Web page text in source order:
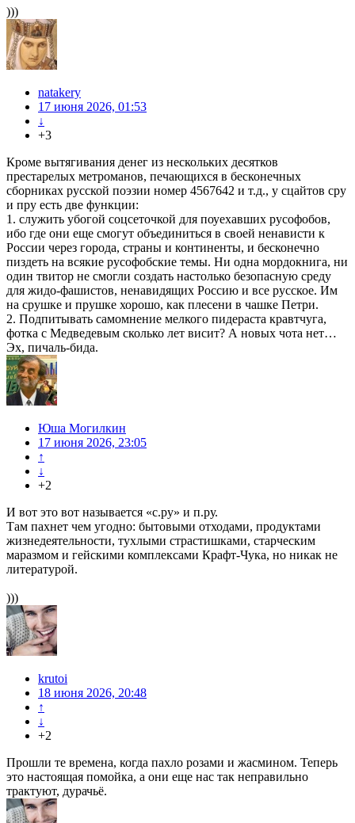
)))
natakery
17 июня 2026, 01:53
↓
+3
Кроме вытягивания денег из нескольких десятков
престарелых метроманов, печающихся в бесконечных
сборниках русской поэзии номер 4567642 и т.д., у сцайтов сру
и пру есть две функции:
1. служить убогой соцсеточкой для поуехавших русофобов,
ибо где они еще смогут объединиться в своей ненависти к
России через города, страны и континенты, и бесконечно
пиздеть на всякие русофобские темы. Ни одна мордокнига, ни
один твитор не смогли создать настолько безопасную среду
для жидо-фашистов, ненавидящих Россию и все русское. Им
на срушке и прушке хорошо, как плесени в чашке Петри.
2. Подпитывать самомнение мелкого пидераста кравтчуга,
фотка с Медведевым сколько лет висит? А новых чота нет…
Эх, пичаль-бида.
Юша Могилкин
17 июня 2026, 23:05
↑
↓
+2
И вот это вот называется «с.ру» и п.ру.
Там пахнет чем угодно: бытовыми отходами, продуктами
жизнедеятельности, тухлыми страстишками, старческим
маразмом и гейскими комплексами Крафт-Чука, но никак не
литературой.
)))
krutoi
18 июня 2026, 20:48
↑
↓
+2
Прошли те времена, когда пахло розами и жасмином. Теперь
это настоящая помойка, а они еще нас так неправильно
трактуют, дурачьё.